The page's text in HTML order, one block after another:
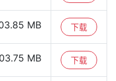
MB 下载
MB 下载